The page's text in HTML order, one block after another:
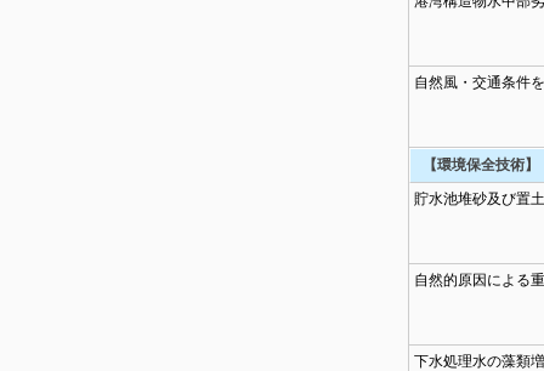
自然風・交通条件
【環境保全技術】
貯水池堆砂及び置
自然的原因による
下水処理水の藻類